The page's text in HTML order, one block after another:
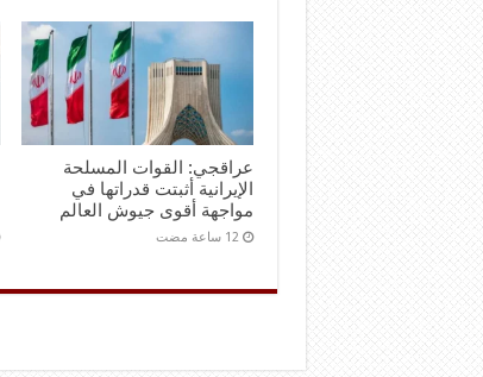
عراقجي: القوات المسلحة
الإيرانية أثبتت قدراتها في
مواجهة أقوى جيوش العالم